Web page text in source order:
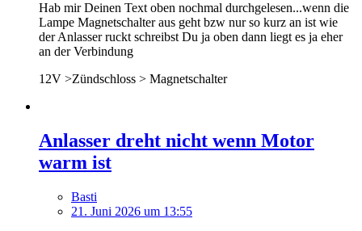
Hab mir Deinen Text oben nochmal durchgelesen...wenn die
Lampe Magnetschalter aus geht bzw nur so kurz an ist wie
der Anlasser ruckt schreibst Du ja oben dann liegt es ja eher
an der Verbindung
12V >Zündschloss > Magnetschalter
Anlasser dreht nicht wenn Motor
warm ist
Basti
21. Juni 2026 um 13:55